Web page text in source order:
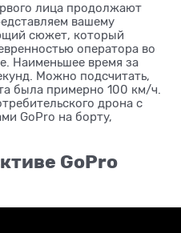
лица продолжают
вашему
сюжет, который
оператора во
Наименьшее время за
Можно подсчитать,
была примерно 100 км/ч.
дрона с
GoPro на борту,
GoРro